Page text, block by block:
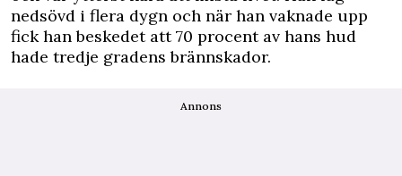
nedsövd i flera dygn och när han vaknade upp
fick han beskedet att 70 procent av hans hud
hade tredje gradens brännskador.
Annons